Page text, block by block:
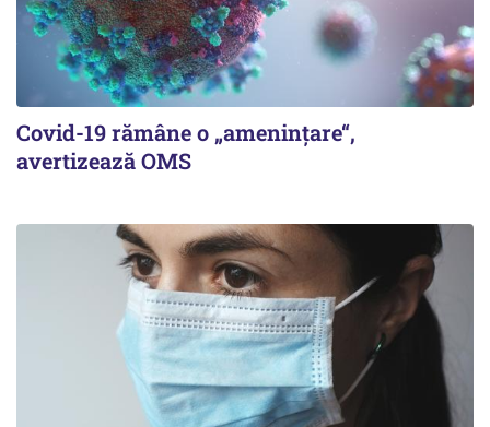
Covid-19 rămâne o „ameninţare“,
avertizează OMS